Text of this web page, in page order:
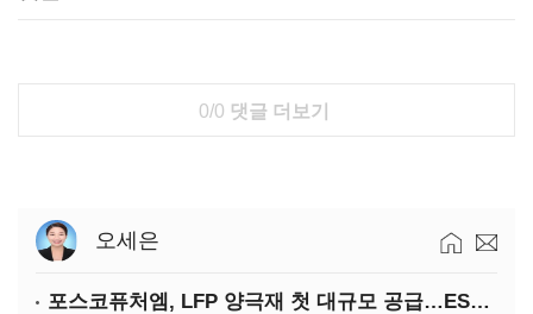
0/0 댓글 더보기
오세은
포스코퓨처엠, LFP 양극재 첫 대규모 공급…ESS 시장 공략